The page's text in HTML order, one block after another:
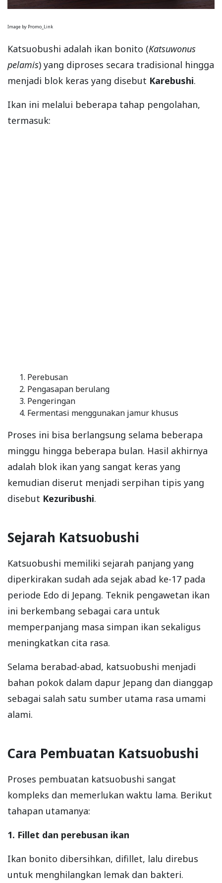
Image by Promo_Link
Katsuobushi adalah ikan bonito (Katsuwonus
pelamis) yang diproses secara tradisional hingga
menjadi blok keras yang disebut Karebushi.
Ikan ini melalui beberapa tahap pengolahan,
termasuk:
Perebusan
Pengasapan berulang
Pengeringan
Fermentasi menggunakan jamur khusus
Proses ini bisa berlangsung selama beberapa
minggu hingga beberapa bulan. Hasil akhirnya
adalah blok ikan yang sangat keras yang
kemudian diserut menjadi serpihan tipis yang
disebut Kezuribushi.
Sejarah Katsuobushi
Katsuobushi memiliki sejarah panjang yang
diperkirakan sudah ada sejak abad ke-17 pada
periode Edo di Jepang. Teknik pengawetan ikan
ini berkembang sebagai cara untuk
memperpanjang masa simpan ikan sekaligus
meningkatkan cita rasa.
Selama berabad-abad, katsuobushi menjadi
bahan pokok dalam dapur Jepang dan dianggap
sebagai salah satu sumber utama rasa umami
alami.
Cara Pembuatan Katsuobushi
Proses pembuatan katsuobushi sangat
kompleks dan memerlukan waktu lama. Berikut
tahapan utamanya:
1. Fillet dan perebusan ikan
Ikan bonito dibersihkan, difillet, lalu direbus
untuk menghilangkan lemak dan bakteri.